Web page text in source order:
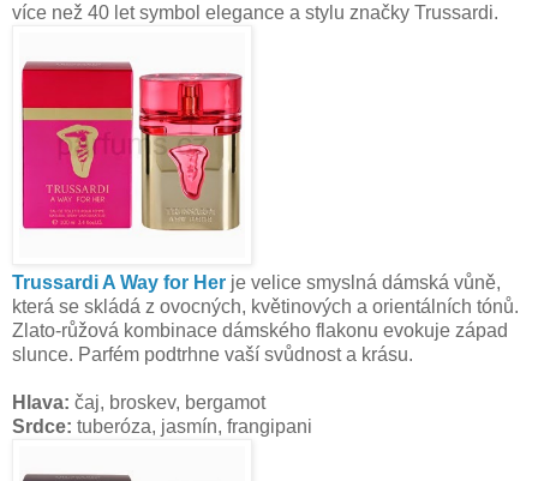
více než 40 let symbol elegance a stylu značky Trussardi.
Trussardi A Way for Her je velice smyslná dámská vůně,
která se skládá z ovocných, květinových a orientálních tónů.
Zlato-růžová kombinace dámského flakonu evokuje západ
slunce. Parfém podtrhne vaší svůdnost a krásu.
Hlava: čaj, broskev, bergamot
Srdce: tuberóza, jasmín, frangipani